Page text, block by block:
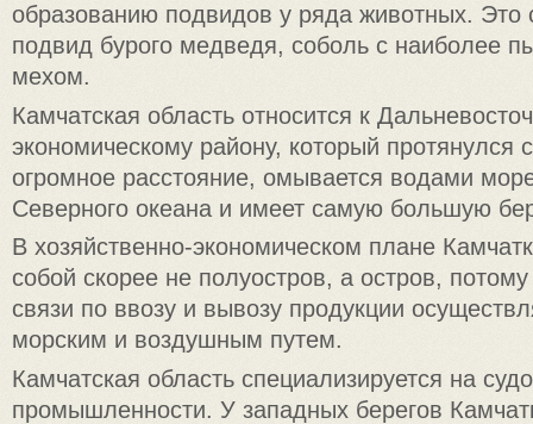
образованию подвидов у ряда животных. Это
подвид бурого медведя, соболь с наиболее
мехом.
Камчатская область относится к
экономическому району, который протянулся
огромное расстояние, омывается водами
Северного океана и имеет самую большую
В хозяйственно-экономическом плане
собой скорее не полуостров, а остров,
связи по ввозу и вывозу продукции
морским и воздушным путем.
Камчатская область специализируется на
промышленности. У западных берегов